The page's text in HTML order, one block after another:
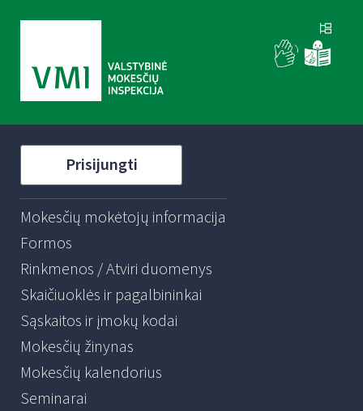
Prisijungti
Mokesčių mokėtojų informacija
Formos
Rinkmenos / Atviri duomenys
Skaičiuoklės ir pagalbininkai
Sąskaitos ir įmokų kodai
Mokesčių žinynas
Mokesčių kalendorius
Seminarai